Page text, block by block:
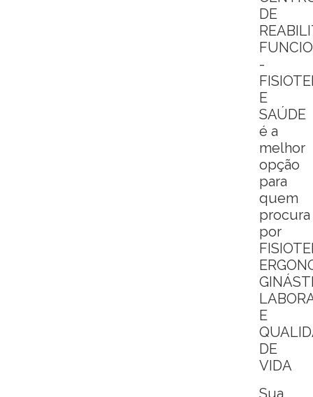
DE
-
E
SAÚDE
é a
melhor
opção
para
quem
procura
por
E
DE
VIDA
Sua